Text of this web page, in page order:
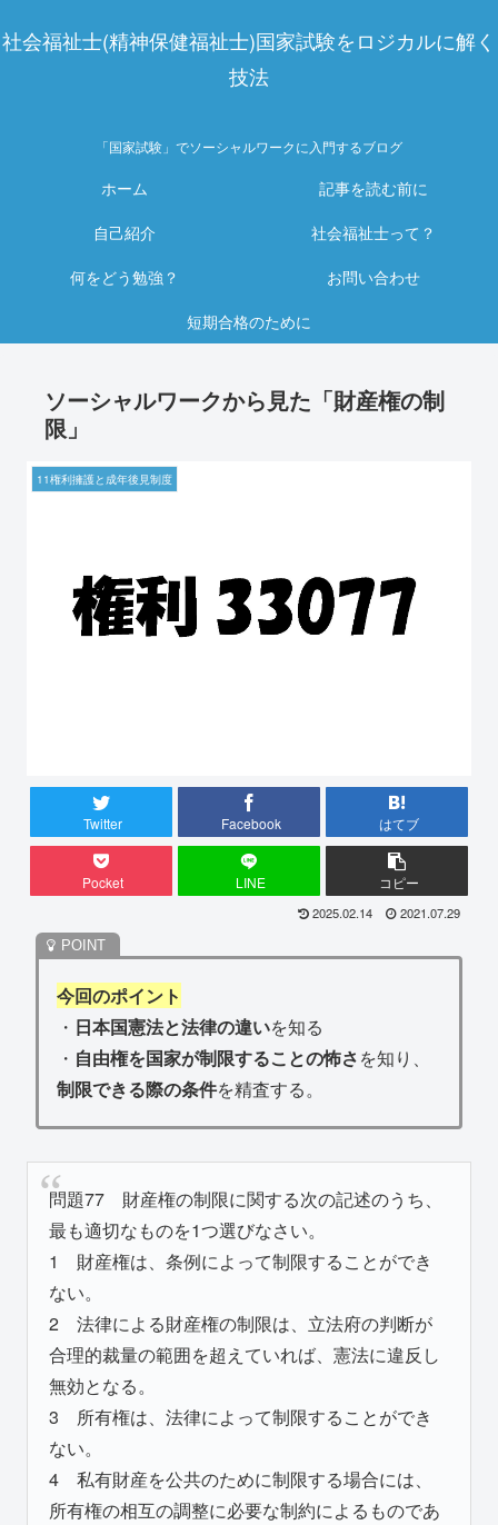
社会福祉士(精神保健福祉士)国家試験をロジカルに解く
技法
「国家試験」でソーシャルワークに入門するブログ
ホーム
記事を読む前に
自己紹介
社会福祉士って？
何をどう勉強？
お問い合わせ
短期合格のために
ソーシャルワークから見た「財産権の制
限」
11権利擁護と成年後見制度
Twitter Facebook はてブ
Pocket LINE コピー
2025.02.14 2021.07.29
今回のポイント
・ 日本国憲法と法律の違いを知る
・ 自由権を国家が制限することの怖さを知り、
制限できる際の条件を精査する。
問題77 財産権の制限に関する次の記述のうち、
最も適切なものを1つ選びなさい。
1 財産権は、条例によって制限することができ
ない。
2 法律による財産権の制限は、立法府の判断が
合理的裁量の範囲を超えていれば、憲法に違反し
無効となる。
3 所有権は、法律によって制限することができ
ない。
4 私有財産を公共のために制限する場合には、
所有権の相互の調整に必要な制約によるものであ